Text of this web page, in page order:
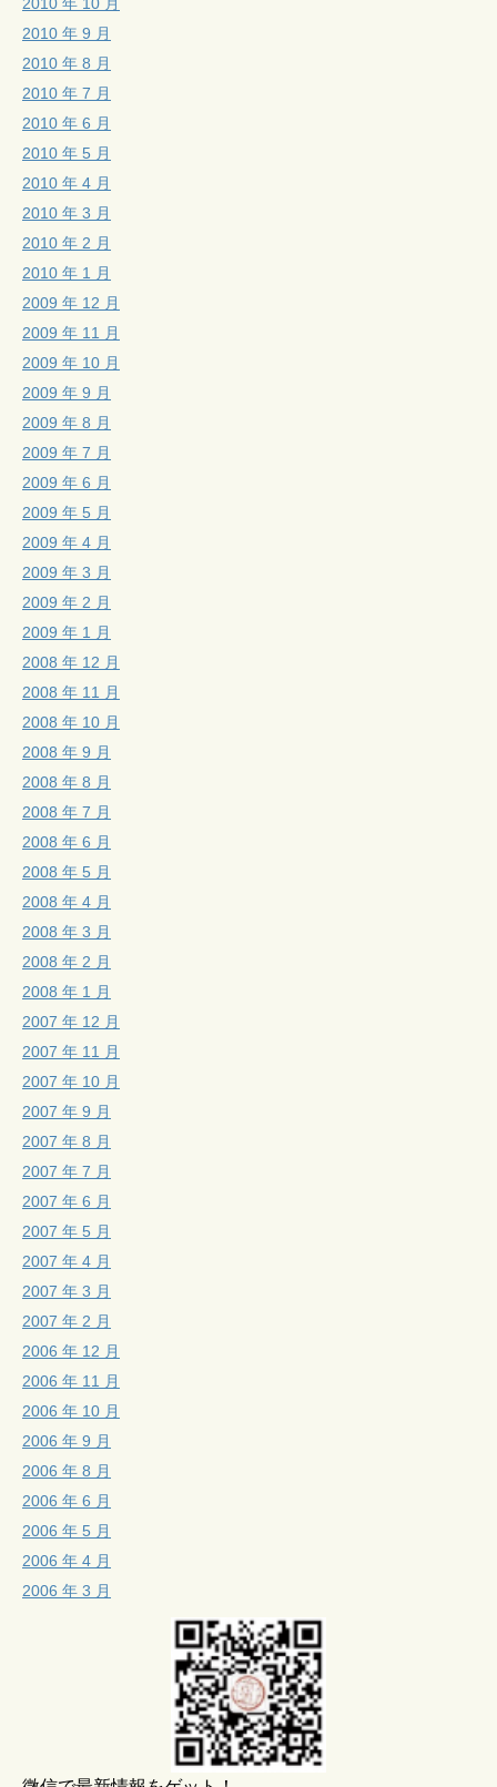
2010 年 9 月
2010 年 8 月
2010 年 7 月
2010 年 6 月
2010 年 5 月
2010 年 4 月
2010 年 3 月
2010 年 2 月
2010 年 1 月
2009 年 12 月
2009 年 11 月
2009 年 10 月
2009 年 9 月
2009 年 8 月
2009 年 7 月
2009 年 6 月
2009 年 5 月
2009 年 4 月
2009 年 3 月
2009 年 2 月
2009 年 1 月
2008 年 12 月
2008 年 11 月
2008 年 10 月
2008 年 9 月
2008 年 8 月
2008 年 7 月
2008 年 6 月
2008 年 5 月
2008 年 4 月
2008 年 3 月
2008 年 2 月
2008 年 1 月
2007 年 12 月
2007 年 11 月
2007 年 10 月
2007 年 9 月
2007 年 8 月
2007 年 7 月
2007 年 6 月
2007 年 5 月
2007 年 4 月
2007 年 3 月
2007 年 2 月
2006 年 12 月
2006 年 11 月
2006 年 10 月
2006 年 9 月
2006 年 8 月
2006 年 6 月
2006 年 5 月
2006 年 4 月
2006 年 3 月